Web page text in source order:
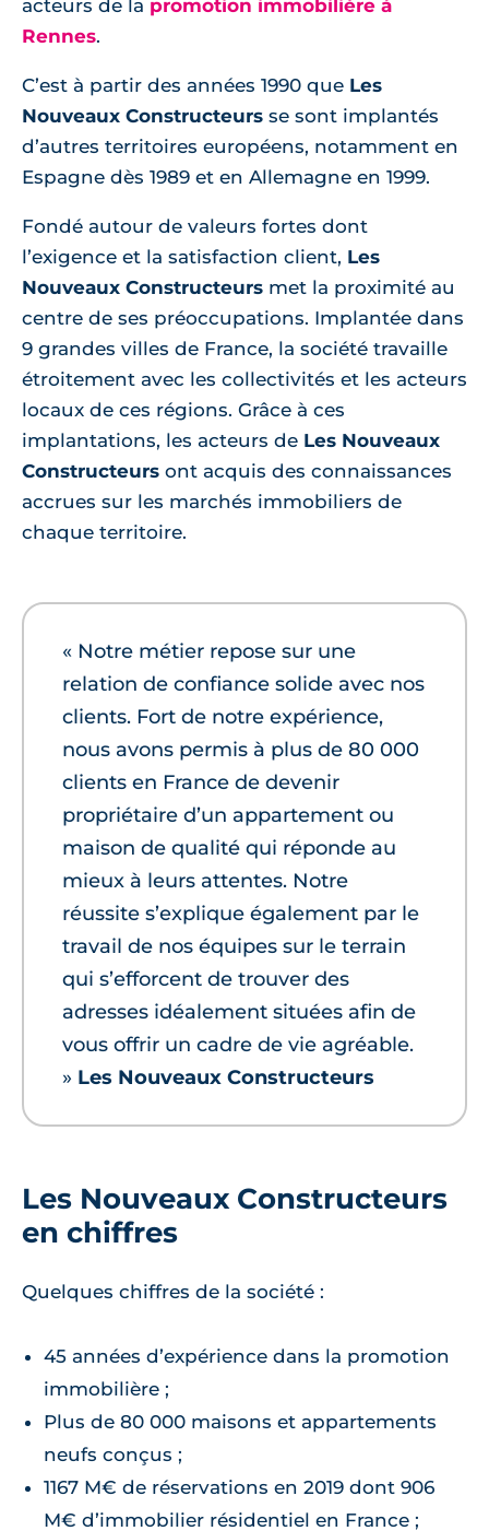
acteurs de la promotion immobilière à
Rennes.
C’est à partir des années 1990 que Les
Nouveaux Constructeurs se sont implantés
d’autres territoires européens, notamment en
Espagne dès 1989 et en Allemagne en 1999.
Fondé autour de valeurs fortes dont
l’exigence et la satisfaction client, Les
Nouveaux Constructeurs met la proximité au
centre de ses préoccupations. Implantée dans
9 grandes villes de France, la société travaille
étroitement avec les collectivités et les acteurs
locaux de ces régions. Grâce à ces
implantations, les acteurs de Les Nouveaux
Constructeurs ont acquis des connaissances
accrues sur les marchés immobiliers de
chaque territoire.
« Notre métier repose sur une
relation de confiance solide avec nos
clients. Fort de notre expérience,
nous avons permis à plus de 80 000
clients en France de devenir
propriétaire d’un appartement ou
maison de qualité qui réponde au
mieux à leurs attentes. Notre
réussite s’explique également par le
travail de nos équipes sur le terrain
qui s’efforcent de trouver des
adresses idéalement situées afin de
vous offrir un cadre de vie agréable.
» Les Nouveaux Constructeurs
Les Nouveaux Constructeurs
en chiffres
Quelques chiffres de la société :
45 années d’expérience dans la promotion
immobilière ;
Plus de 80 000 maisons et appartements
neufs conçus ;
1167 M€ de réservations en 2019 dont 906
M€ d’immobilier résidentiel en France ;